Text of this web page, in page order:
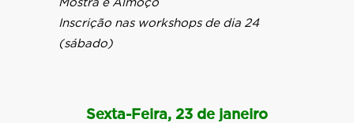
Mostra e Almoço
Inscrição nas workshops de dia 24
(sábado)
Sexta-Feira, 23 de janeiro